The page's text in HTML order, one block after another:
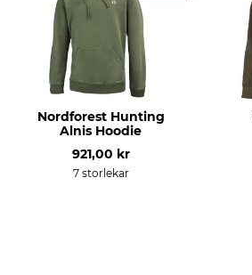
Får inte blekas
Får
Strykning
Stryk inte
Herr
Klädstorlek
Nordforest Hunting
Alnis Hoodie
921,00 kr
7 storlekar